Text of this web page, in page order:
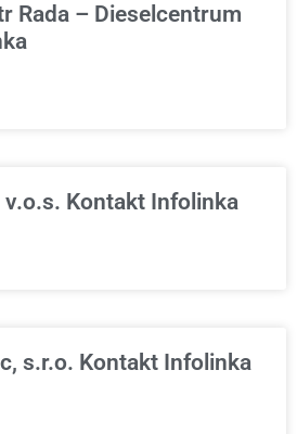
Rada – Dieselcentrum
v.o.s. Kontakt Infolinka
s.r.o. Kontakt Infolinka